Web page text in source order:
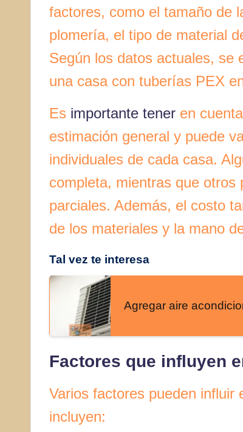
factores, como el tamaño de
plomería, el tipo de material
Según los datos actuales, se
una casa con tuberías PEX
Es importante tener en
estimación general y puede
individuales de cada casa.
completa, mientras que otros
parciales. Además, el costo
de los materiales y la mano
Tal vez te interesa
Agregar aire
Factores que influyen
Varios factores pueden
incluyen: